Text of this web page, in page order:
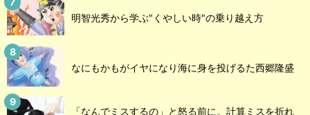
明智光秀から学ぶ"くやしい時"の乗り越え方
なにもかもがイヤになり海に身を投げるた西郷隆盛
「なんでミスするの」と怒る前に。計算ミスを折れ